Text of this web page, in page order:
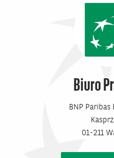
Biuro
BNP Paribas
01-211